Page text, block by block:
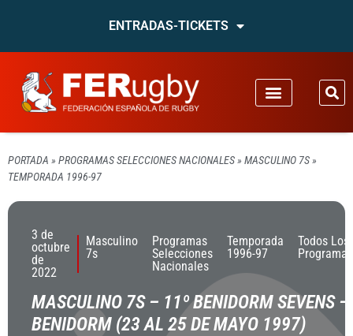
ENTRADAS-TICKETS
PORTADA » PROGRAMAS SELECCIONES NACIONALES» MASCULINO 7S»
TEMPORADA 1996-97
3 de
octubre
de
2022
Masculino
7s
Programas
Selecciones
Nacionales
Temporada
1996-97
Todos Los
Programas
MASCULINO 7S – 11º BENIDORM SEVENS –
BENIDORM (23 AL 25 DE MAYO 1997)